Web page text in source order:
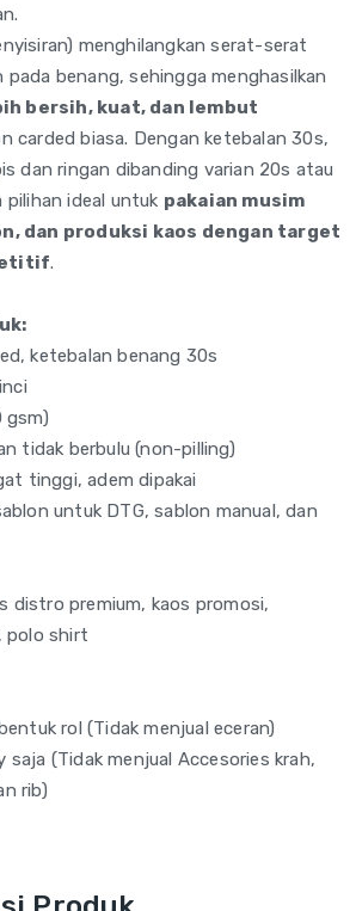
menghilangkan serat-serat
pada benang,sehingga menghasilkan
bersih, kuat, dan lembut
carded biasa. Dengan ketebalan 30s,
danringan dibanding varian 20s atau
pilihan ideal untuk pakaian musim
dan produksi kaos dengan target
.
ketebalan benang 30s
gsm)
tidak berbulu(non-pilling)
tinggi, ademdipakai
untuk DTG, sablon manual, dan
distropremium, kaos promosi,
polo shirt
rol (Tidak menjual eceran)
saja (Tidak menjual Accesories krah,
rib)